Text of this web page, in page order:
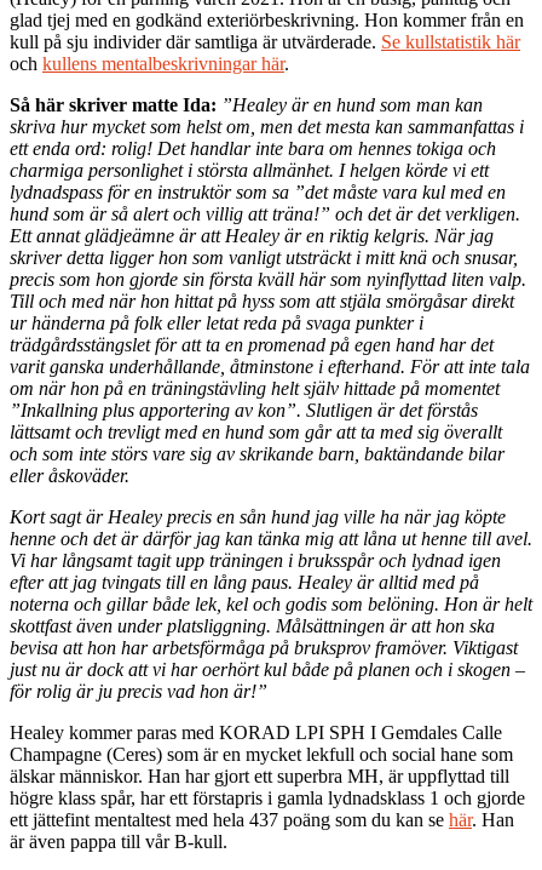
glad tjej med en godkänd exteriörbeskrivning. Hon kommer från en
kull på sju individer där samtliga är utvärderade. Se kullstatistik här
och kullens mentalbeskrivningar här.
Så här skriver matte Ida: ”Healey är en hund som man kan
skriva hur mycket som helst om, men det mesta kan sammanfattas i
ett enda ord: rolig! Det handlar inte bara om hennes tokiga och
charmiga personlighet i största allmänhet. I helgen körde vi ett
lydnadspass för en instruktör som sa ”det måste vara kul med en
hund som är så alert och villig att träna!” och det är det verkligen.
Ett annat glädjeämne är att Healey är en riktig kelgris. När jag
skriver detta ligger hon som vanligt utsträckt i mitt knä och snusar,
precis som hon gjorde sin första kväll här som nyinflyttad liten valp.
Till och med när hon hittat på hyss som att stjäla smörgåsar direkt
ur händerna på folk eller letat reda på svaga punkter i
trädgårdsstängslet för att ta en promenad på egen hand har det
varit ganska underhållande, åtminstone i efterhand. För att inte tala
om när hon på en träningstävling helt själv hittade på momentet
”Inkallning plus apportering av kon”. Slutligen är det förstås
lättsamt och trevligt med en hund som går att ta med sig överallt
och som inte störs vare sig av skrikande barn, baktändande bilar
eller åskoväder.
Kort sagt är Healey precis en sån hund jag ville ha när jag köpte
henne och det är därför jag kan tänka mig att låna ut henne till avel.
Vi har långsamt tagit upp träningen i bruksspår och lydnad igen
efter att jag tvingats till en lång paus. Healey är alltid med på
noterna och gillar både lek, kel och godis som belöning. Hon är helt
skottfast även under platsliggning. Målsättningen är att hon ska
bevisa att hon har arbetsförmåga på bruksprov framöver. Viktigast
just nu är dock att vi har oerhört kul både på planen och i skogen –
för rolig är ju precis vad hon är!”
Healey kommer paras med KORAD LPI SPH I Gemdales Calle
Champagne (Ceres) som är en mycket lekfull och social hane som
älskar människor. Han har gjort ett superbra MH, är uppflyttad till
högre klass spår, har ett förstapris i gamla lydnadsklass 1 och gjorde
ett jättefint mentaltest med hela 437 poäng som du kan se här. Han
är även pappa till vår B-kull.